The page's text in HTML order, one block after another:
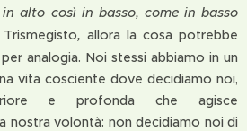
in alto così in basso, come in basso
, allora la cosa potrebbe
analogia. Noi stessi abbiamo in un
vita cosciente dove decidiamo noi,
e profonda che agisce
nostra volontà: non decidiamo noi di